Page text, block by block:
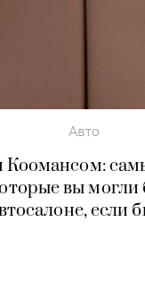
Авто
Коомансом:
вы могли
если